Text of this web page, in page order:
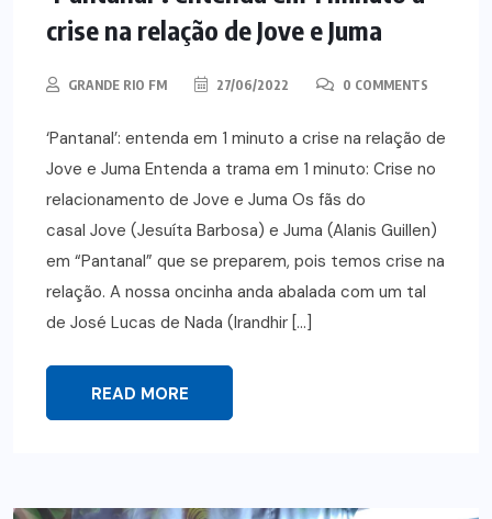
crise na relação de Jove e Juma
GRANDE RIO FM 27/06/2022 0 COMMENTS
‘Pantanal’: entenda em 1 minuto a crise na relação de
Jove e Juma Entenda a trama em 1 minuto: Crise no
relacionamento de Jove e Juma Os fãs do
casal Jove (Jesuíta Barbosa) e Juma (Alanis Guillen)
em “Pantanal” que se preparem, pois temos crise na
relação. A nossa oncinha anda abalada com um tal
de José Lucas de Nada (Irandhir […]
READ MORE